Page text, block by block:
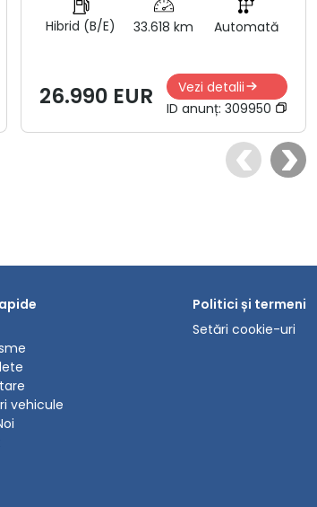
Hibrid (B/E) 33.618 km Automată
26.990 EUR
Vezi detalii
ID anunț: 309950
vehicule
Politici și termeni
Setări cookie-uri